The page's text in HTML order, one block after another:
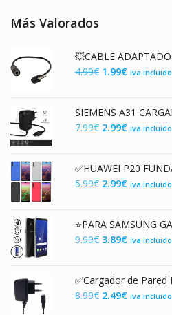
Más Valorados
4.99€ El
era:
4.99€.
1.99€El
es:
1.99€.
iva incluido
7.99€ El
era:
7.99€.
2.99€El
es:
2.99€.
iva incluido
5.99€ El
era:
5.99€.
2.99€El
es:
2.99€.
iva incluido
9.99€ El
era:
9.99€.
3.89€El
es:
3.89€.
iva incluido
8.99€ El
2.49€Eliva incluido